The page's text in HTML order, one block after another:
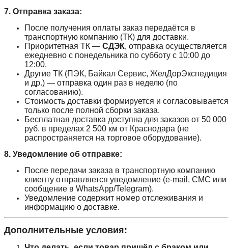
7. Отправка заказа:
После получения оплаты заказ передаётся в
транспортную компанию (ТК) для доставки.
Приоритетная ТК — СДЭК, отправка осуществляется
ежедневно с понедельника по субботу с 10:00 до
12:00.
Другие ТК (ПЭК, Байкал Сервис, ЖелДорЭкспедиция
и др.) — отправка один раз в неделю (по
согласованию).
Стоимость доставки формируется и согласовывается
только после полной сборки заказа.
Бесплатная доставка доступна для заказов от 50 000
руб. в пределах 2 500 км от Краснодара (не
распространяется на торговое оборудование).
8. Уведомление об отправке:
После передачи заказа в транспортную компанию
клиенту отправляется уведомление (e-mail, СМС или
сообщение в WhatsApp/Telegram).
Уведомление содержит номер отслеживания и
информацию о доставке.
Дополнительные условия: